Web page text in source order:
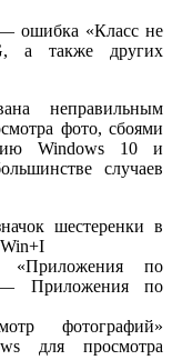
ошибка «Класс не
а также других
неправильным
фото, сбоями
Windows 10 и
случаев
шестеренки в
по
Приложения по
фотографий»
для просмотра